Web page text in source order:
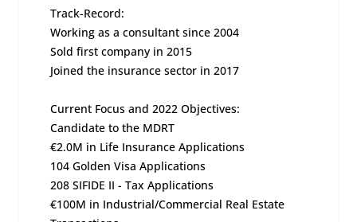
Track-Record:
Working as a consultant since 2004
Sold first company in 2015
Joined the insurance sector in 2017
Current Focus and 2022 Objectives:
Candidate to the MDRT
€2.0M in Life Insurance Applications
104 Golden Visa Applications
208 SIFIDE II - Tax Applications
€100M in Industrial/Commercial Real Estate